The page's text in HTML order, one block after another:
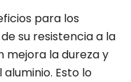
para los
su resistencia a la
mejora la dureza y
Esto lo